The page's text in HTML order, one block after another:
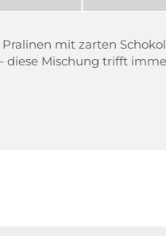
mit zarten
diese Mischung trifft